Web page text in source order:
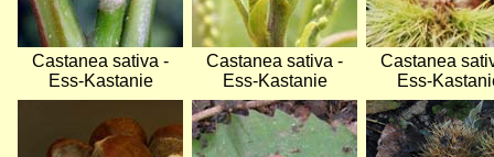
Castanea sativa -
Ess-Kastanie
Castanea sativa -
Ess-Kastanie
Castanea
Ess-
Bild Bild